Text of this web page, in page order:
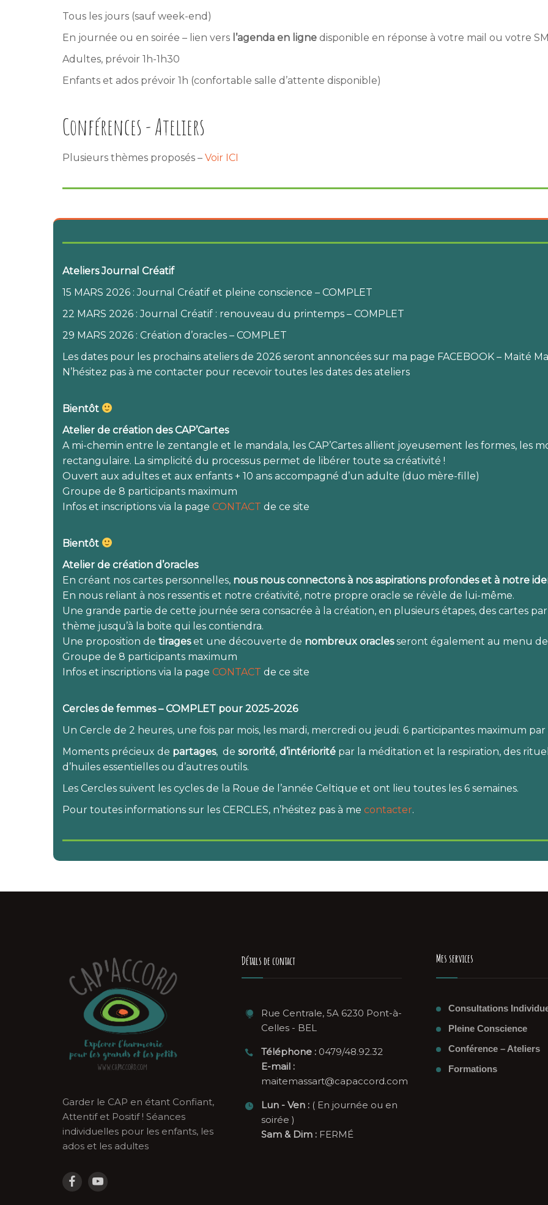
Tous les jours (sauf week-end)
En journée ou en soirée – lien vers l’agenda en ligne disponible en réponse à votre mail ou votre
Adultes, prévoir 1h-1h30
Enfants et ados prévoir 1h (confortable salle d’attente disponible)
Conférences - Ateliers
Plusieurs thèmes proposés – Voir ICI
Ateliers Journal Créatif
15 MARS 2026 : Journal Créatif et pleine conscience – COMPLET
22 MARS 2026 : Journal Créatif : renouveau du printemps – COMPLET
29 MARS 2026 : Création d’oracles – COMPLET
Les dates pour les prochains ateliers de 2026 seront annoncées sur ma page FACEBOOK – Maïté
N’hésitez pas à me contacter pour recevoir toutes les dates des ateliers
Bientôt
Atelier de création des CAP’Cartes
A mi-chemin entre le zentangle et le mandala, les CAP’Cartes allient joyeusement les formes, les
rectangulaire. La simplicité du processus permet de libérer toute sa créativité !
Ouvert aux adultes et aux enfants + 10 ans accompagné d’un adulte (duo mère-fille)
Groupe de 8 participants maximum
Infos et inscriptions via la page CONTACT de ce site
Bientôt
Atelier de création d’oracles
En créant nos cartes personnelles, nous nous connectons à nos aspirations profondes et à notre
En nous reliant à nos ressentis et notre créativité, notre propre oracle se révèle de lui-même.
Une grande partie de cette journée sera consacrée à la création, en plusieurs étapes, des cartes
thème jusqu’à la boite qui les contiendra.
Une proposition de tirageset une découverte de nombreux oraclesseront également au menu
Groupe de 8 participants maximum
Infos et inscriptions via la page CONTACT de ce site
Cercles de femmes – COMPLET pour 2025-2026
Un Cercle de 2 heures, une fois par mois, les mardi, mercredi ou jeudi. 6 participantes maximum par
Moments précieux de partages, de sororité, d’intériorité par la méditation et la respiration, des
d’huiles essentielles ou d’autres outils.
Les Cercles suivent les cycles de la Roue de l’année Celtique et ont lieu toutes les 6 semaines.
Pour toutes informations sur les CERCLES, n’hésitez pas à me contacter.
Garder le CAP en étant Confiant,
Attentif et Positif ! Séances
individuelles pour les enfants, les
ados et les adultes
Détails de contact
Rue Centrale, 5A 6230 Pont-à-
Celles - BEL
Téléphone :0479/48.92.32
E-mail :
maitemassart@capaccord.com
Lun - Ven :( En journée ou en
soirée )
Sam & Dim :FERMÉ
Mes services
Consultations
Pleine Conscience
Conférence – Ateliers
Formations